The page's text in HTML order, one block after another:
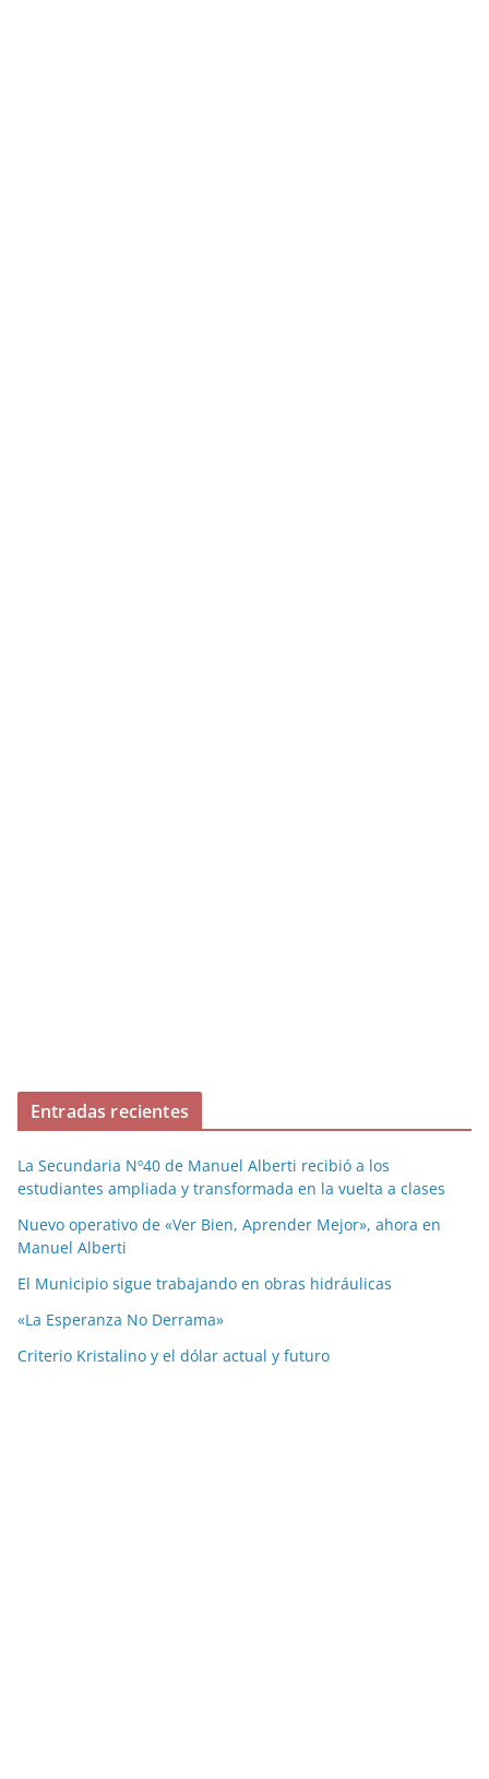
Entradas recientes
La Secundaria Nº40 de Manuel Alberti recibió a los
estudiantes ampliada y transformada en la vuelta a clases
Nuevo operativo de «Ver Bien, Aprender Mejor», ahora en
Manuel Alberti
El Municipio sigue trabajando en obras hidráulicas
«La Esperanza No Derrama»
Criterio Kristalino y el dólar actual y futuro